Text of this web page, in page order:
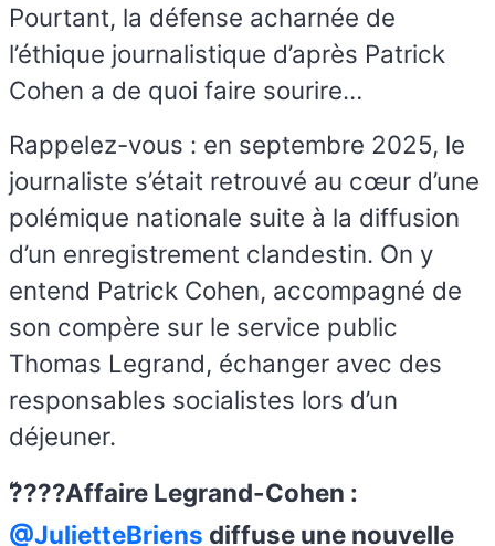
Pourtant, la défense acharnée de
l’éthique journalistique d’après Patrick
Cohen a de quoi faire sourire…
Rappelez-vous : en septembre 2025, le
journaliste s’était retrouvé au cœur d’une
polémique nationale suite à la diffusion
d’un enregistrement clandestin. On y
entend Patrick Cohen, accompagné de
son compère sur le service public
Thomas Legrand, échanger avec des
responsables socialistes lors d’un
déjeuner.
????Affaire Legrand-Cohen :
@JulietteBriens diffuse une nouvelle